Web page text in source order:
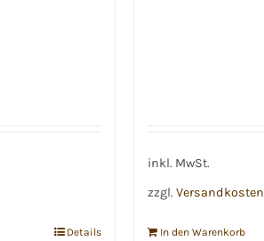
Details
inkl. MwSt.
zzgl. Versandkosten
In den Warenkorb